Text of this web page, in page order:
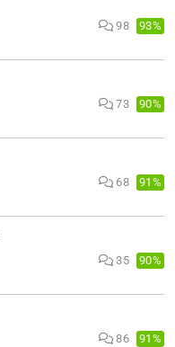
98 93%
73 90%
68 91%
35 90%
86 91%